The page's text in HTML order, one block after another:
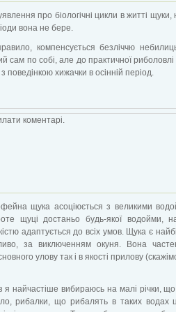
про біологічні цикли в житті
вона не бере.
компенсується безліччю
сам по собі, але до практичної
поведінкою хижачки в осінній період.
коментарі.
щука асоціюється з великими
щуці достаньо будь-якої водойми,
адаптується до всіх умов. Щука є
за виключенням окуня. Вона
основного улову так і в якості прилову
я найчастіше вибираюсь на малі річки,
рибалки, що рибалять в таких водах